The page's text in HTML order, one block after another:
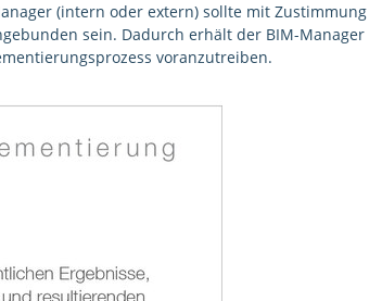
(intern oder extern) sollte mit Zustimmung
sein. Dadurch erhält der BIM-Manager
voranzutreiben.